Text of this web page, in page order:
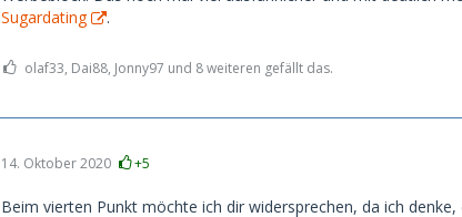
Sugardating
.
olaf33, Dai88, Jonny97 und 8 weiteren gefällt das.
14. Oktober 2020 +5
Beim vierten Punkt möchte ich dir widersprechen, da ich